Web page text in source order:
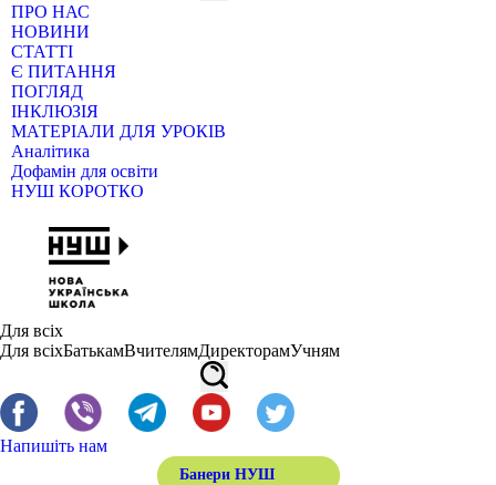
ПРО НАС
НОВИНИ
СТАТТІ
Є ПИТАННЯ
ПОГЛЯД
ІНКЛЮЗІЯ
МАТЕРІАЛИ ДЛЯ УРОКІВ
Аналітика
Дофамін для освіти
НУШ КОРОТКО
Для всіх
Для всіхБатькамВчителямДиректорамУчням
Напишіть нам
Банери НУШ